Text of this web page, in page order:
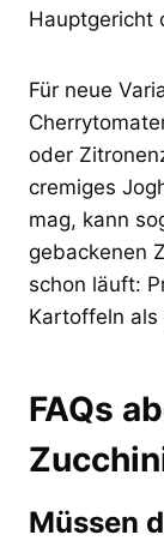
Hauptgericht
Für neue
oder
cremiges
mag, kann
gebackenen
schon läuft:
Kartoffeln
FAQs
Müssen